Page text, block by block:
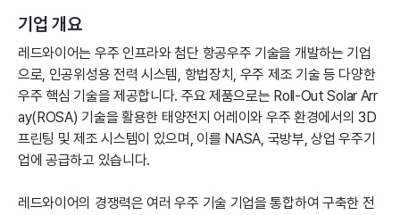
기업 개요
레드와이어는 우주 인프라와 첨단 항공우주 기술을 개발하는 기업
으로, 인공위성용 전력 시스템, 항법장치, 우주 제조 기술 등 다양한
우주 핵심 기술을 제공합니다. 주요 제품으로는 Roll-Out Solar Arr
ay(ROSA) 기술을 활용한 태양전지 어레이와 우주 환경에서의 3D
프린팅 및 제조 시스템이 있으며, 이를 NASA, 국방부, 상업 우주기
업에 공급하고 있습니다.
레드와이어의 경쟁력은 여러 우주 기술 기업을 통합하여 구축한 전